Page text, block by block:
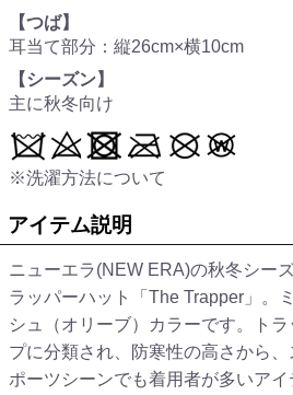
【つば】
耳当て部分：縦26cm×横10cm
【シーズン】
主に秋冬向け
※洗濯方法について
アイテム説明
ニューエラ(NEW ERA)の秋冬シー
ラッパーハット「The Trapper」。
シュ（オリーブ）カラーです。ト
プに分類され、防寒性の高さから
ポーツシーンでも着用者が多いア